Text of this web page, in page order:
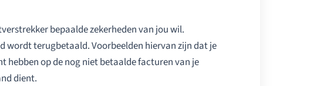
bepaalde zekerheden van jou wil.
wordt terugbetaald. Voorbeelden hiervan zijn dat je
op de nog niet betaalde facturen van je
dient.